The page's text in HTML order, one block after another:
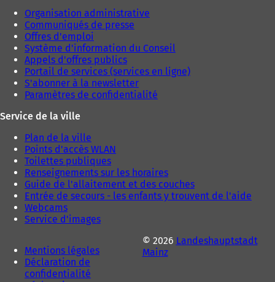
e
l
o
n
g
l
e
t
Organisation administrative
Communiqués de presse
Offres d'emploi
Système d'information du Conseil
Appels d'offres publics
Portail de services (services en ligne)
S'abonner à la newsletter
Paramètres de confidentialité
Service de la ville
Plan de la ville
Points d'accès WLAN
Toilettes publiques
Renseignements sur les horaires
Guide de l'allaitement et des couches
Entrée de secours - les enfants y trouvent de l'aide
Webcams
Service d'images
Mentions légales
Déclaration de
confidentialité
© 2026 Landeshauptstadt
Mainz